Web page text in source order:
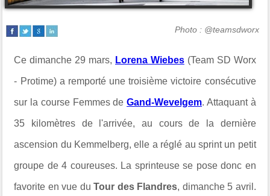
Photo : @teamsdworx
Ce dimanche 29 mars, Lorena Wiebes (Team SD Worx
- Protime) a remporté une troisième victoire consécutive
sur la course Femmes deGand-Wevelgem. Attaquant à
35 kilomètres de l'arrivée, au cours de la dernière
ascension du Kemmelberg, elle a réglé au sprint un petit
groupe de 4 coureuses. La sprinteuse se pose donc en
favorite en vue duTour des Flandres, dimanche 5 avril.